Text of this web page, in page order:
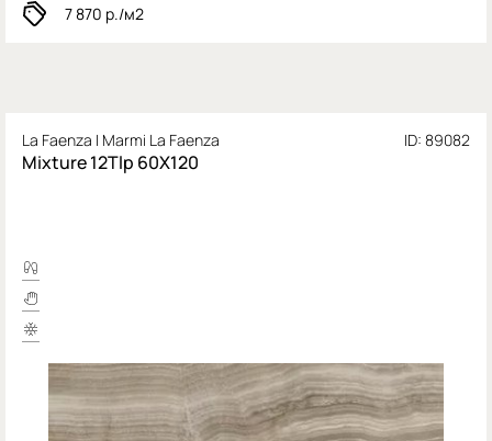
7 870 р./м2
La Faenza I Marmi La Faenza ID: 89082
Mixture 12Tlp 60X120